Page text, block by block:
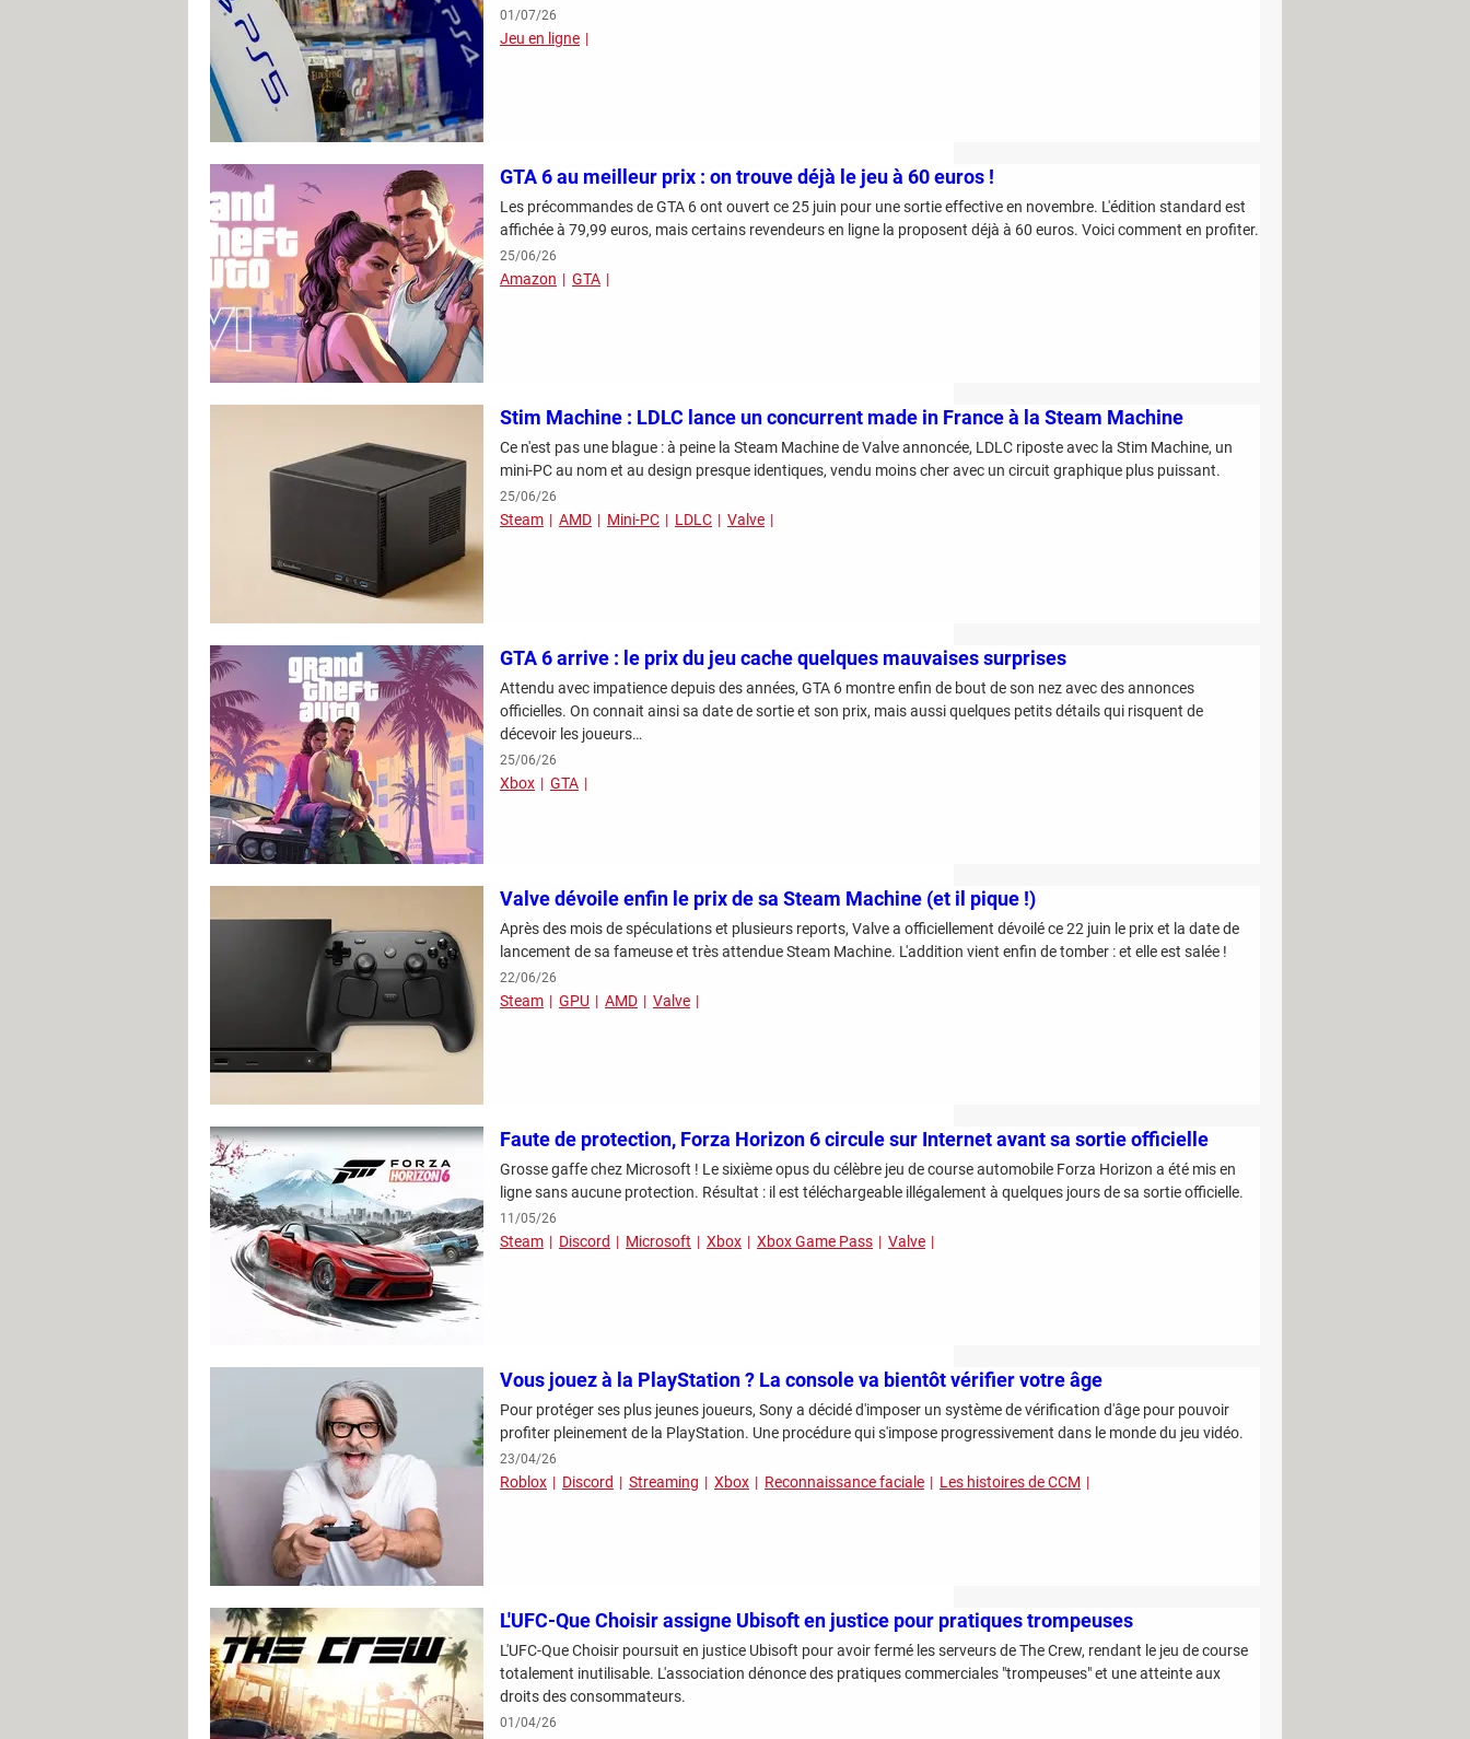
01/07/26
Jeu en ligne
GTA 6 au meilleur prix : on trouve déjà le jeu à 60 euros !
Les précommandes de GTA 6 ont ouvert ce 25 juin pour une sortie effective en novembre. L'édition standard est
affichée à 79,99 euros, mais certains revendeurs en ligne la proposent déjà à 60 euros. Voici comment en profiter.
25/06/26
Amazon GTA
Stim Machine : LDLC lance un concurrent made in France à la Steam Machine
Ce n'est pas une blague : à peine la Steam Machine de Valve annoncée, LDLC riposte avec la Stim Machine, un
mini-PC au nom et au design presque identiques, vendu moins cher avec un circuit graphique plus puissant.
25/06/26
Steam AMD Mini-PC LDLC Valve
GTA 6 arrive : le prix du jeu cache quelques mauvaises surprises
Attendu avec impatience depuis des années, GTA 6 montre enfin de bout de son nez avec des annonces
officielles. On connait ainsi sa date de sortie et son prix, mais aussi quelques petits détails qui risquent de
décevoir les joueurs…
25/06/26
Xbox GTA
Valve dévoile enfin le prix de sa Steam Machine (et il pique !)
Après des mois de spéculations et plusieurs reports, Valve a officiellement dévoilé ce 22 juin le prix et la date de
lancement de sa fameuse et très attendue Steam Machine. L'addition vient enfin de tomber : et elle est salée !
22/06/26
Steam GPU AMD Valve
Faute de protection, Forza Horizon 6 circule sur Internet avant sa sortie officielle
Grosse gaffe chez Microsoft ! Le sixième opus du célèbre jeu de course automobile Forza Horizon a été mis en
ligne sans aucune protection. Résultat : il est téléchargeable illégalement à quelques jours de sa sortie officielle.
11/05/26
Steam Discord Microsoft Xbox Xbox Game Pass Valve
Vous jouez à la PlayStation ? La console va bientôt vérifier votre âge
Pour protéger ses plus jeunes joueurs, Sony a décidé d'imposer un système de vérification d'âge pour pouvoir
profiter pleinement de la PlayStation. Une procédure qui s'impose progressivement dans le monde du jeu vidéo.
23/04/26
Roblox Discord Streaming Xbox Reconnaissance faciale Les histoires de CCM
L'UFC-Que Choisir assigne Ubisoft en justice pour pratiques trompeuses
L'UFC-Que Choisir poursuit en justice Ubisoft pour avoir fermé les serveurs de The Crew, rendant le jeu de course
totalement inutilisable. L'association dénonce des pratiques commerciales "trompeuses" et une atteinte aux
droits des consommateurs.
01/04/26